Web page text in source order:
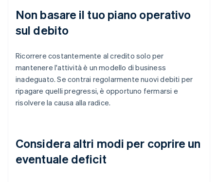
Non basare il tuo piano operativo
sul debito
Ricorrere costantemente al credito solo per
mantenere l'attività è un modello di business
inadeguato. Se contrai regolarmente nuovi debiti per
ripagare quelli pregressi, è opportuno fermarsi e
risolvere la causa alla radice.
Considera altri modi per coprire un
eventuale deficit